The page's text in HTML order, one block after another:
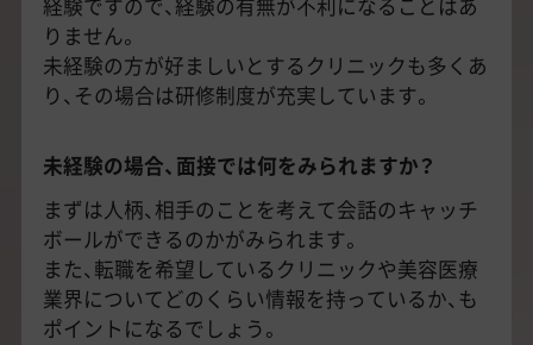
経験ですので、経験の有無が不利になることはあ
りません。
未経験の方が好ましいとするクリニックも多くあ
り、その場合は研修制度が充実しています。
未経験の場合、面接では何をみられますか？
まずは人柄、相手のことを考えて会話のキャッチ
ボールができるのかがみられます。
また、転職を希望しているクリニックや美容医療
業界についてどのくらい情報を持っているか、も
ポイントになるでしょう。